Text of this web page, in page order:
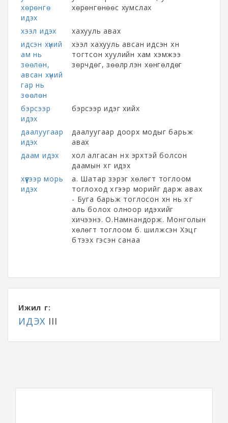
хөрөнгө
идэх
хөрөнгөнөөс хумслах
хээл идэх
хахууль авах
идсэн хүний
ам нь
зөөлөн,
авсан хүний
гар нь
зөөлөн
хээл хахууль авсан идсэн хүн
тогтсон хуулийн хам хэмжээ
зөрчдөг, зөөлрүүлэн хөнгөлдөг
бэрсээр
идэх
бэрсээр идэг хийх
даалуугаар
идэх
даалуугаар доорх модыг барьж
авах
даам идэх
хол алгасан нүүх эрхтэй болсон
даамын хүүг идэх
хүүгээр морь
идэх
а. Шатар зэрэг хөлөгт тоглоом
тоглоход хүүгээр морийг дарж авах
- Буга барьж тоглосон хүн нь хүүг
аль болох олноор идэхийг
хичээнэ. О.Намнандорж. Монголын
хөлөгт тоглоом б. шилжсэн Хэцүүг
бүтээх гэсэн санаа
Ижил үг:
ИДЭХ III